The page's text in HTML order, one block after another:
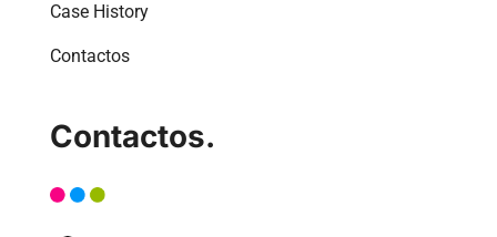
Case History
Contactos
Contactos.